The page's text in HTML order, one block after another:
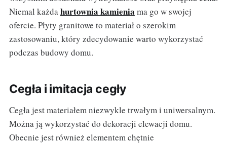
Niemal każdahurtownia kamienia ma go w swojej
ofercie. Płyty granitowe to materiał o szerokim
zastosowaniu, który zdecydowanie warto wykorzystać
podczas budowy domu.
Cegła i imitacja cegły
Cegła jest materiałem niezwykle trwałym i uniwersalnym.
Można ją wykorzystać do dekoracji elewacji domu.
Obecnie jest również elementem chętnie